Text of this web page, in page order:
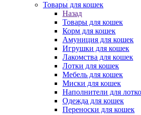
Товары для кошек
Назад
Товары для кошек
Корм для кошек
Амуниция для кошек
Игрушки для кошек
Лакомства для кошек
Лотки для кошек
Мебель для кошек
Миски для кошек
Наполнители для
Одежда для кошек
Переноски для кошек